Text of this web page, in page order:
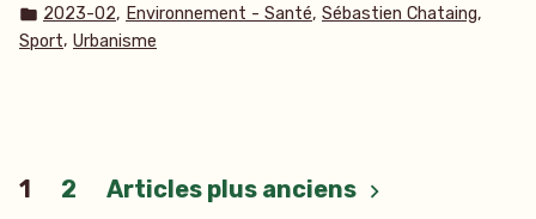
par
Publié
dans
2023-02, Environnement - Santé, Sébastien Chataing,
Sport, Urbanisme
Pagination
1 2 Articles plus anciens